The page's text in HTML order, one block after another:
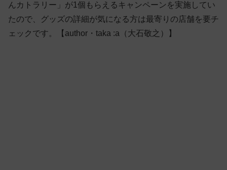
んカトラリー」が1個もらえるキャンペーンを実施してい
たので、グッズの詳細が気になる方は最寄りの店舗を要チ
ェックです。【author・taka :a（大石敬之）】